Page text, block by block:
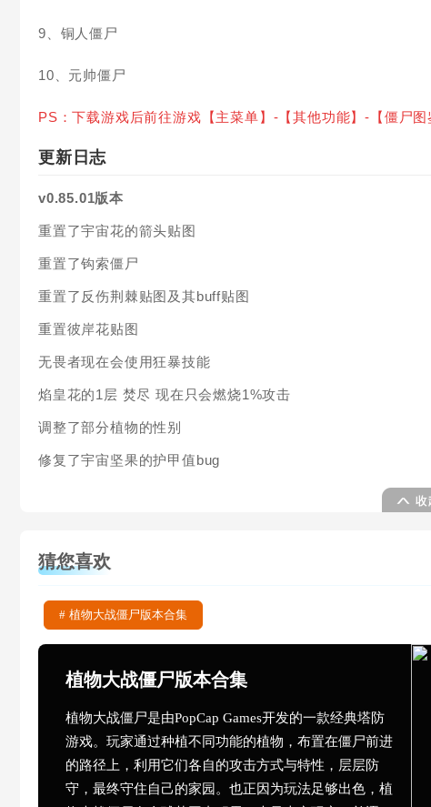
9、铜人僵尸
10、元帅僵尸
PS：下载游戏后前往游戏【主菜单】-【其他功能】-【僵尸
更新日志
v0.85.01版本
重置了宇宙花的箭头贴图
重置了钩索僵尸
重置了反伤荆棘贴图及其buff贴图
重置彼岸花贴图
无畏者现在会使用狂暴技能
焰皇花的1层 焚尽 现在只会燃烧1%攻击
调整了部分植物的性别
修复了宇宙坚果的护甲值bug
猜您喜欢
# 植物大战僵尸版本合集
植物大战僵尸版本合集
植物大战僵尸是由PopCap Games开发的一款经典塔防
游戏。玩家通过种植不同功能的植物，布置在僵尸前进
的路径上，利用它们各自的攻击方式与特性，层层防
守，最终守住自己的家园。也正因为玩法足够出色，植